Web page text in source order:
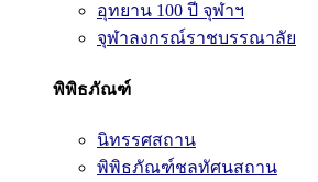
อุทยาน 100 ปี จุฬาฯ
จุฬาลงกรณ์ราชบรรณาลัย
พิพิธภัณฑ์
นิทรรศสถาน
พิพิธภัณฑ์ชลทัศนสถาน